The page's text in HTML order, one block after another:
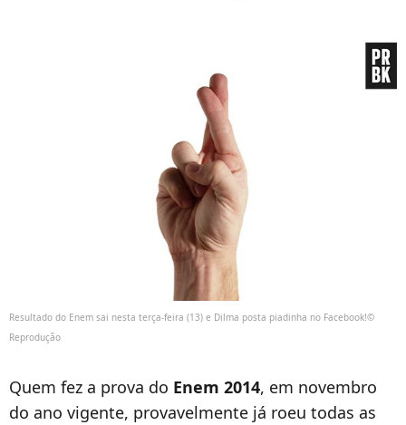
Resultado do Enem sai nesta terça-feira (13) e Dilma posta piadinha no Facebook!©
Reprodução
Quem fez a prova do Enem 2014, em novembro
do ano vigente, provavelmente já roeu todas as